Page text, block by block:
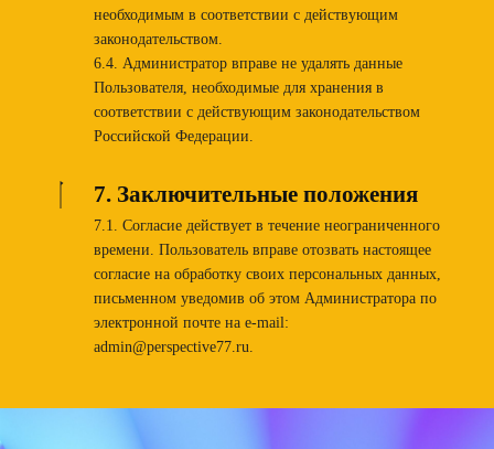
необходимым в соответствии с действующим
законодательством.
6.4. Администратор вправе не удалять данные
Пользователя, необходимые для хранения в
соответствии с действующим законодательством
Российской Федерации.
7. Заключительные положения
7.1. Согласие действует в течение неограниченного
времени. Пользователь вправе отозвать настоящее
согласие на обработку своих персональных данных,
письменном уведомив об этом Администратора по
электронной почте на e-mail:
admin@perspective77.ru.